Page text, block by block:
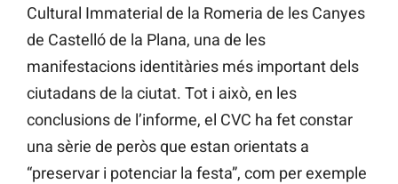
Cultural Immaterial de la Romeria de les Canyes
de Castelló de la Plana, una de les
manifestacions identitàries més important dels
ciutadans de la ciutat. Tot i això, en les
conclusions de l’informe, el CVC ha fet constar
una sèrie de peròs que estan orientats a
“preservar i potenciar la festa”, com per exemple